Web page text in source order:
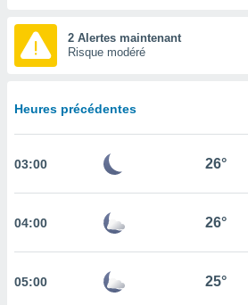
les
des
par le
ET
2 Alertes maintenant
Risque modéré
Heures précédentes
03:00 26°
04:00 26°
05:00 25°